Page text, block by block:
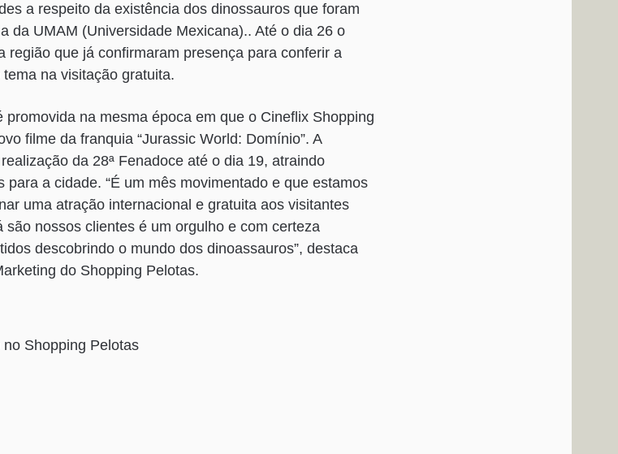
a respeito da existência dos dinossauros que foram
da UMAM (Universidade Mexicana).. Até o dia 26 o
região que já confirmaram presença para conferir a
na visitação gratuita.
na mesma época em que o Cineflix Shopping
filme da franquia “Jurassic World: Domínio”. A
da 28ª Fenadoce até o dia 19, atraindo
a cidade. “É um mês movimentado e que estamos
uma atração internacional e gratuita aos visitantes
nossos clientes é um orgulho e com certeza
descobrindo o mundo dos dinoassauros”, destaca
do Shopping Pelotas.
Shopping Pelotas